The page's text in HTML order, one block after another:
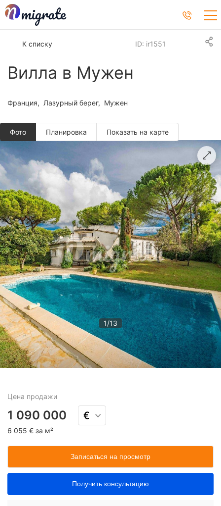
К списку
Вилла в Мужен
ID: ir1551
Франция Лазурный берег Мужен
Фото
1/13
Планировкa Показать на карте
Цена продажи
1 090 000
6 055 € за м²
Записаться на просмотр
Получить консультацию